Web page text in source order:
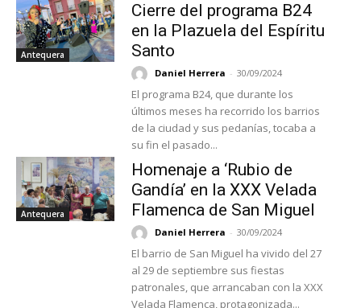
Antequera
Cierre del programa B24
en la Plazuela del Espíritu
Santo
Daniel Herrera - 30/09/2024
El programa B24, que durante los
últimos meses ha recorrido los barrios
de la ciudad y sus pedanías, tocaba a
su fin el pasado...
Antequera
Homenaje a ‘Rubio de
Gandía’ en la XXX Velada
Flamenca de San Miguel
Daniel Herrera - 30/09/2024
El barrio de San Miguel ha vivido del 27
al 29 de septiembre sus fiestas
patronales, que arrancaban con la XXX
Velada Flamenca, protagonizada...